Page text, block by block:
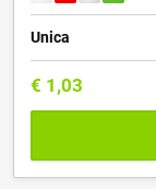
Unica
€ 1,03